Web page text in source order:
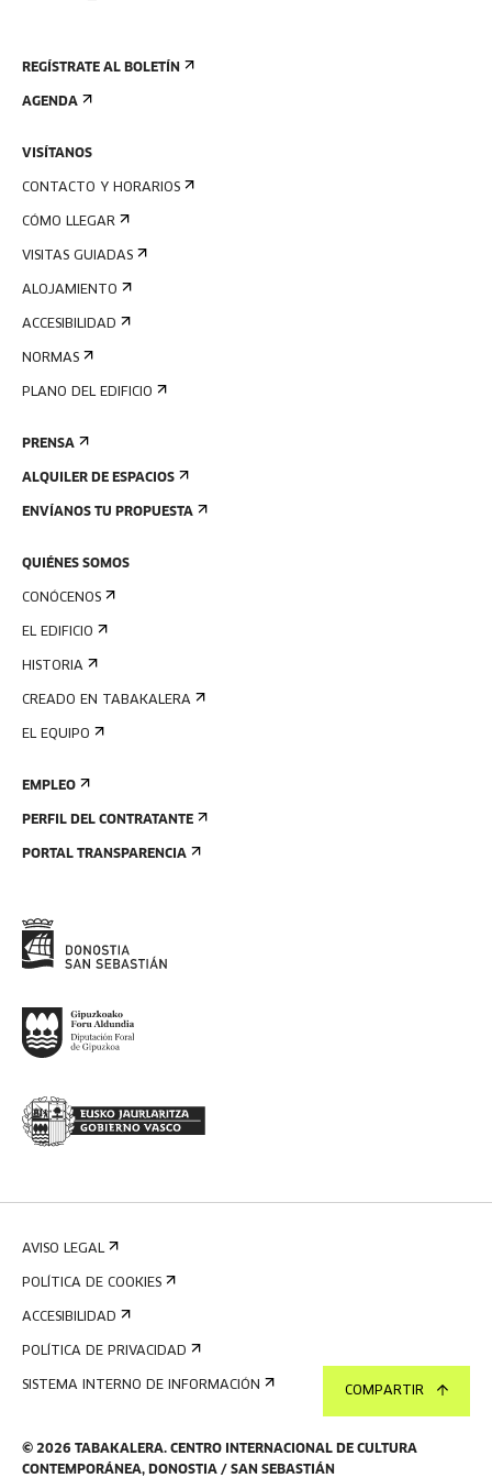
COMPARTIR
REGÍSTRATE AL BOLETÍN
AGENDA
VISÍTANOS
CONTACTO Y HORARIOS
CÓMO LLEGAR
VISITAS GUIADAS
ALOJAMIENTO
ACCESIBILIDAD
NORMAS
PLANO DEL EDIFICIO
PRENSA
ALQUILER DE ESPACIOS
ENVÍANOS TU PROPUESTA
QUIÉNES SOMOS
CONÓCENOS
EL EDIFICIO
HISTORIA
CREADO EN TABAKALERA
EL EQUIPO
EMPLEO
PERFIL DEL CONTRATANTE
PORTAL TRANSPARENCIA
© 2026 TABAKALERA. CENTRO INTERNACIONAL DE CULTURA
CONTEMPORÁNEA, DONOSTIA / SAN SEBASTIÁN
AVISO LEGAL
POLÍTICA DE COOKIES
ACCESIBILIDAD
POLÍTICA DE PRIVACIDAD
SISTEMA INTERNO DE INFORMACIÓN